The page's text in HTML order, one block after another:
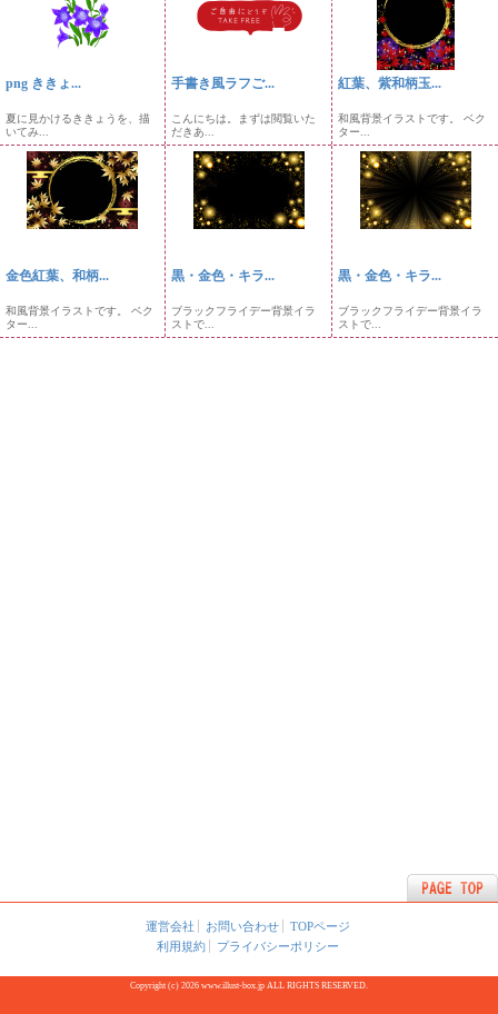
png ききょ...
夏に見かけるききょうを、描
いてみ...
手書き風ラフご...
こんにちは。まずは閲覧いた
だきあ...
紅葉、紫和柄玉...
和風背景イラストです。 ベク
ター...
金色紅葉、和柄...
和風背景イラストです。 ベク
ター...
黒・金色・キラ...
ブラックフライデー背景イラ
ストで...
黒・金色・キラ...
ブラックフライデー背景イラ
ストで...
運営会社 お問い合わせ
TOPページ
利用規約
プライバシーポリシー
Copyright (c) 2026 www.illust-box.jp ALL RIGHTS RESERVED.